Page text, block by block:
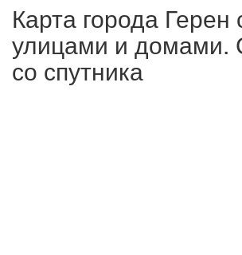
Карта города Герен
улицами и домами.
со спутника